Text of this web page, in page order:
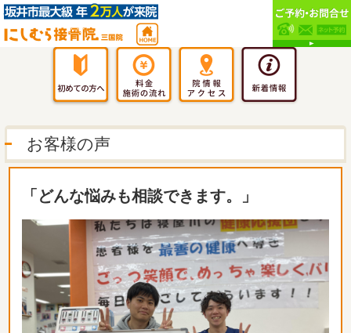
お客様の声
「どんな悩みも相談できます。」